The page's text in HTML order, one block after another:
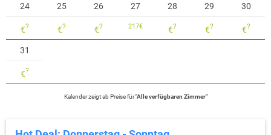
24
€?
25
€?
26
€?
27
217€
28
€?
29
€?
30
€?
31
€?
Kalender zeigtab Preise für"Alle verfügbaren Zimmer"